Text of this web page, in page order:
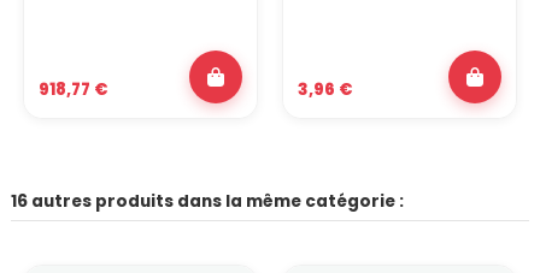
918,77 € 3,96 €
16 autres produits dans la même catégorie :